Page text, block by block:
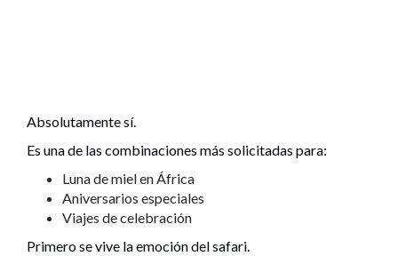
Absolutamente sí.
Es una de las combinaciones más solicitadas para:
Luna de miel en África
Aniversarios especiales
Viajes de celebración
Primero se vive la emoción del safari.